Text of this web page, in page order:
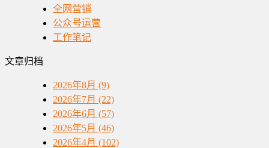
全网营销
公众号运营
工作笔记
文章归档
2026年8月 (9)
2026年7月 (22)
2026年6月 (57)
2026年5月 (46)
2026年4月 (102)